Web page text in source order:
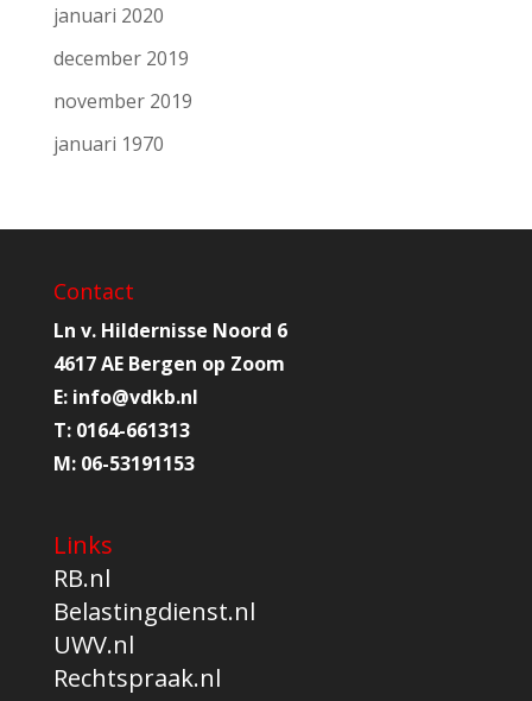
januari 2020
december 2019
november 2019
januari 1970
Contact
Ln v. Hildernisse Noord 6
4617 AE Bergen op Zoom
E: info@vdkb.nl
T: 0164-661313
M: 06-53191153
Links
RB.nl
Belastingdienst.nl
UWV.nl
Rechtspraak.nl